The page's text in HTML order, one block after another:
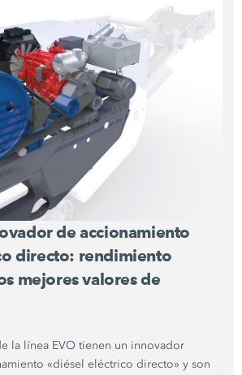
de accionamiento
directo: rendimiento
mejores valores de
la línea EVO tienen un innovador
«diésel eléctrico directo» y son